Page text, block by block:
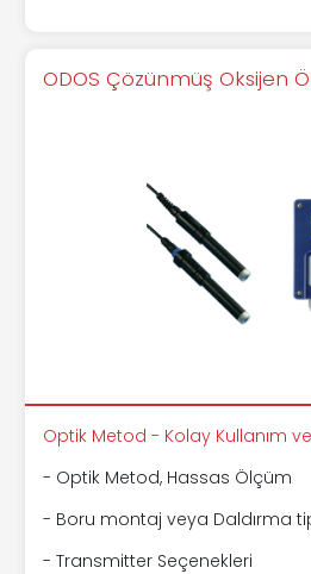
ODOS Çözünmüş Oksijen
Optik Metod - Kolay Kullanım
- Optik Metod, Hassas Ölçüm
- Boru montaj veya Daldırma
- Transmitter Seçenekleri